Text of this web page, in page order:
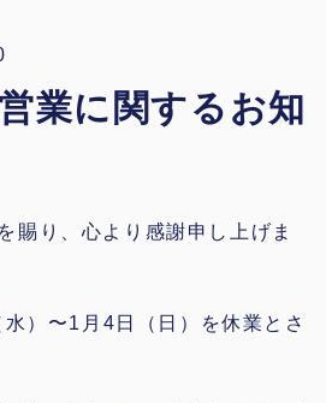
業に関するお知
賜り、心より感謝申し上げま
）〜1月4日（日）を休業とさ